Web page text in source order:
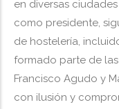
en diversas
como presidente,
de hostelería,
formado parte de
Francisco Agudo y
con ilusión y